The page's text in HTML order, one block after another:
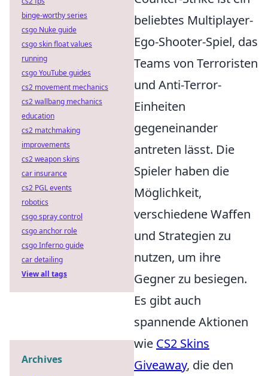
beliebtes Multiplayer-
Ego-Shooter-Spiel, das
Teams von Terroristen
und Anti-Terror-
Einheiten
gegeneinander
antreten lässt. Die
Spieler haben die
Möglichkeit,
verschiedene Waffen
und Strategien zu
nutzen, um ihre
Gegner zu besiegen.
Es gibt auch
spannende Aktionen
wie CS2 Skins
Giveaway, die den
binge-worthy series
csgo Nuke guide
csgo skin float values
running
csgo YouTube guides
cs2 movement mechanics
cs2 wallbang mechanics
education
cs2 matchmaking
improvements
cs2 weapon skins
car insurance
cs2 PGL events
robotics
csgo spray control
csgo anchor role
csgo Inferno guide
car detailing
View all tags
Archives